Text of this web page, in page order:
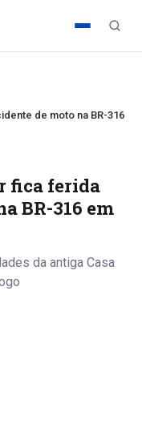
de moto na BR-316
fica ferida
BR-316 em
da antiga Casa